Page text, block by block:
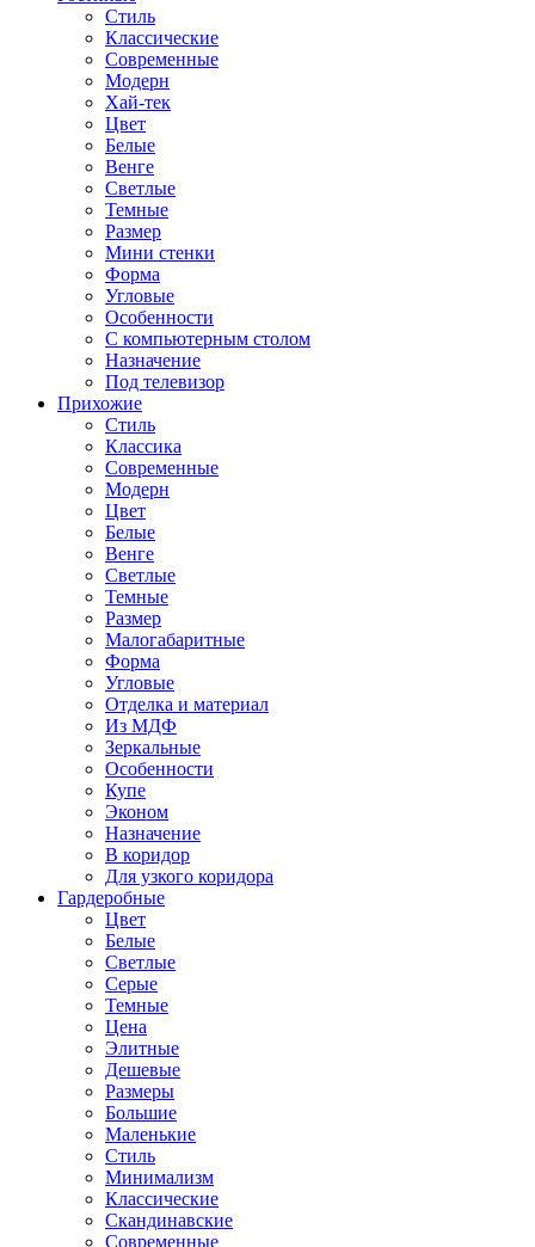
Стиль
Классические
Современные
Модерн
Хай-тек
Цвет
Белые
Венге
Светлые
Темные
Размер
Мини стенки
Форма
Угловые
Особенности
С компьютерным столом
Назначение
Под телевизор
Прихожие
Стиль
Классика
Современные
Модерн
Цвет
Белые
Венге
Светлые
Темные
Размер
Малогабаритные
Форма
Угловые
Отделка и материал
Из МДФ
Зеркальные
Особенности
Купе
Эконом
Назначение
В коридор
Для узкого коридора
Гардеробные
Цвет
Белые
Светлые
Серые
Темные
Цена
Элитные
Дешевые
Размеры
Большие
Маленькие
Стиль
Минимализм
Классические
Скандинавские
Современные